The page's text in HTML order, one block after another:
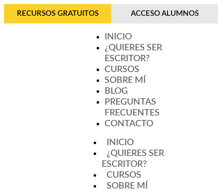
RECURSOS GRATUITOS ACCESO ALUMNOS
INICIO
¿QUIERES SER
ESCRITOR?
CURSOS
SOBRE MÍ
BLOG
PREGUNTAS
FRECUENTES
CONTACTO
INICIO
¿QUIERES SER
ESCRITOR?
CURSOS
SOBRE MÍ